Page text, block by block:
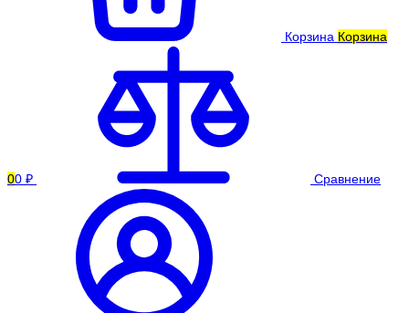
Корзина Корзина
00 ₽ Сравнение